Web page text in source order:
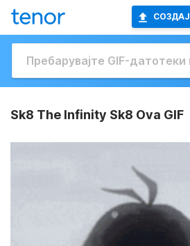
СОЗДАЈ
Sk8 The Infinity Sk8 Ova GIF